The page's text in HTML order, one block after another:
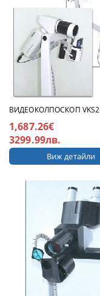
ВИДЕОКОЛПОСКОП VKS2
1,687.26€
3299.99лв.
Виж детайли